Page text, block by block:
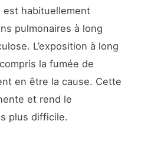
est habituellement
pulmonaires à long
L’exposition à long
la fumée de
en être la cause. Cette
et rend le
plus difficile.